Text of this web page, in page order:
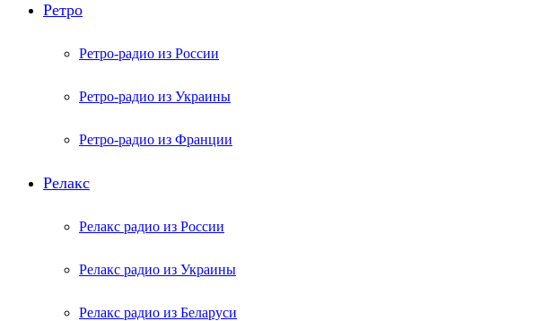
Ретро
Ретро-радио из России
Ретро-радио из Украины
Ретро-радио из Франции
Релакс
Релакс радио из России
Релакс радио из Украины
Релакс радио из Беларуси